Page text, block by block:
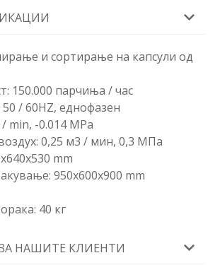
и сортирање на капсули од
150.000 парчиња / час
/ 60HZ, еднофазен
min, -0.014 MPa
0,25 м3 / мин, 0,3 МПа
mm
950x600x900 mm
40 кг
НАШИТЕ КЛИЕНТИ